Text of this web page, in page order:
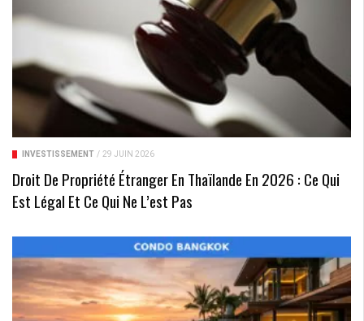
INVESTISSEMENT / 29 JUIN 2026
Droit De Propriété Étranger En Thaïlande En 2026 : Ce Qui
Est Légal Et Ce Qui Ne L’est Pas